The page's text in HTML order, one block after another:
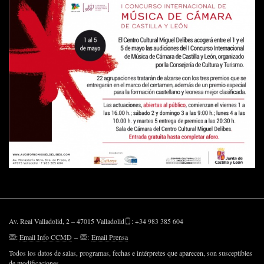
Av. Real Valladolid, 2 – 47015 Valladolid
: +34 983 385 604
:Email Info CCMD – : Email Prensa
Todos los datos de salas, programas, fechas e intérpretes que aparecen, son susceptibles